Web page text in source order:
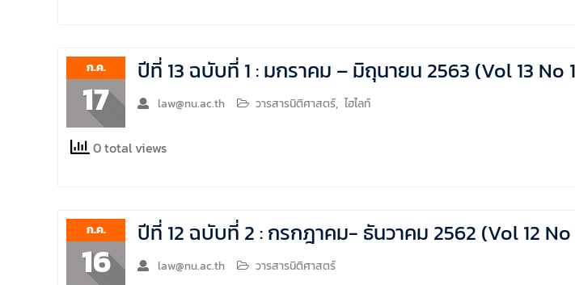
ก.ค.
17
ปีที่ 13 ฉบับที่ 1 : มกราคม – มิถุนายน 2563 (Vol 13 No
law@nu.ac.th วารสารนิติศาสตร์, ไฮไลท์
0 total views
ก.ค.
16
ปีที่ 12 ฉบับที่ 2 : กรกฎาคม- ธันวาคม 2562 (Vol 12
law@nu.ac.th วารสารนิติศาสตร์